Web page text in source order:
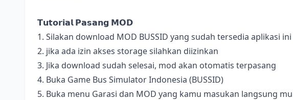
𝗧𝘂𝘁𝗼𝗿𝗶𝗮𝗹 𝗣𝗮𝘀𝗮𝗻𝗴 𝗠𝗢𝗗
1. Silakan download MOD BUSSID yang sudah tersedia aplikasi ini
2. jika ada izin akses storage silahkan diizinkan
3. Jika download sudah selesai, mod akan otomatis terpasang
4. Buka Game Bus Simulator Indonesia (BUSSID)
5. Buka menu Garasi dan MOD yang kamu masukan langsung